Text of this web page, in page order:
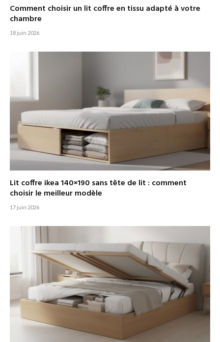
Comment choisir un lit coffre en tissu adapté à votre
chambre
18 juin 2026
Lit coffre ikea 140×190 sans tête de lit : comment
choisir le meilleur modèle
17 juin 2026